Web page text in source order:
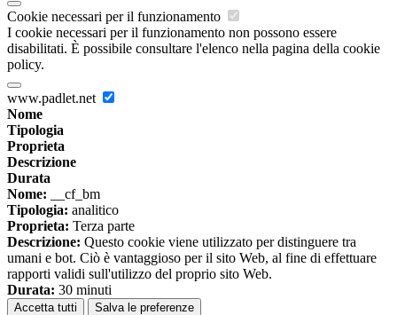
Cookie necessari per il funzionamento
I cookie necessari per il funzionamento non possono essere
disabilitati. È possibile consultare l'elenco nella pagina della cookie
policy.
www.padlet.net
Nome
Tipologia
Proprieta
Descrizione
Durata
Nome: __cf_bm
Tipologia: analitico
Proprieta: Terza parte
Descrizione: Questo cookie viene utilizzato per distinguere tra
umani e bot. Ciò è vantaggioso per il sito Web, al fine di effettuare
rapporti validi sull'utilizzo del proprio sito Web.
Durata: 30 minuti
Accetta tutti Salva le preferenze